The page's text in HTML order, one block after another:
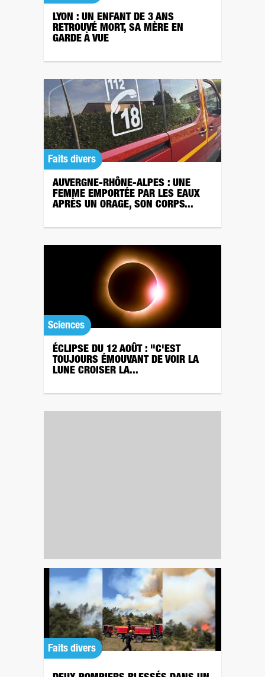
LYON : UN ENFANT DE 3 ANS
RETROUVÉ MORT, SA MÈRE EN
GARDE À VUE
Faits divers
AUVERGNE-RHÔNE-ALPES : UNE
FEMME EMPORTÉE PAR LES EAUX
APRÈS UN ORAGE, SON CORPS...
Sciences
ÉCLIPSE DU 12 AOÛT : "C'EST
TOUJOURS ÉMOUVANT DE VOIR LA
LUNE CROISER LA...
Faits divers